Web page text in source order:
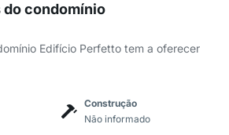
condomínio
Edifício Perfetto tem a oferecer
Construção
Não informado